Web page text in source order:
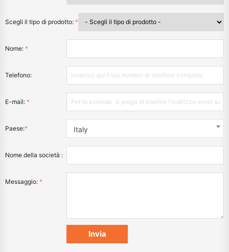
Scegli il tipo di prodotto: *
Nome: *
Telefono:
E-mail: *
Paese:* Italy
Nome della società :
Messaggio: *